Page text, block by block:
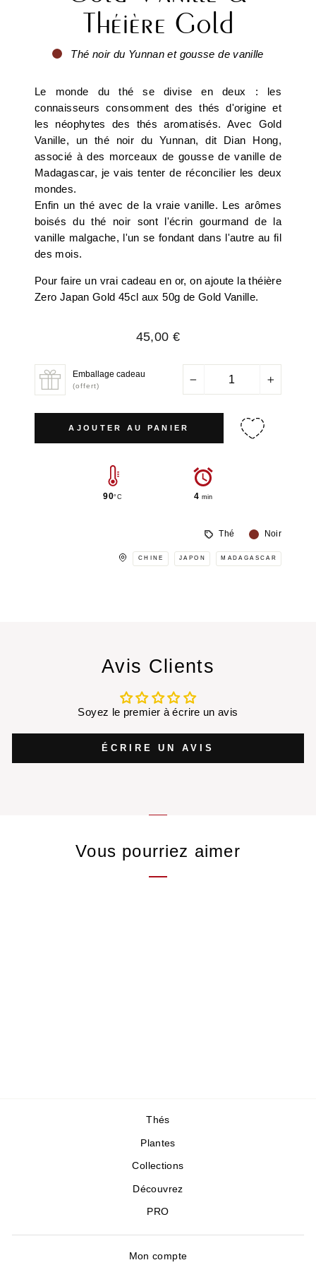
Théière Gold
Thé noir du Yunnan et gousse de vanille
Le monde du thé se divise en deux : les
connaisseurs consomment des thés d'origine et
les néophytes des thés aromatisés. Avec Gold
Vanille, un thé noir du Yunnan, dit Dian Hong,
associé à des morceaux de gousse de vanille de
Madagascar, je vais tenter de réconcilier les deux
mondes.
Enfin un thé avec de la vraie vanille. Les arômes
boisés du thé noir sont l'écrin gourmand de la
vanille malgache, l'un se fondant dans l'autre au fil
des mois.
Pour faire un vrai cadeau en or, on ajoute la théière
Zero Japan Gold 45cl aux 50g de Gold Vanille.
Prix
45,00 €
Emballage cadeau
(offert)
AJOUTER AU PANIER
90°C 4 min
Thé Noir
CHINE JAPON MADAGASCAR
Avis Clients
Soyez le premier à écrire un avis
ÉCRIRE UN AVIS
Vous pourriez aimer
Thés
Plantes
Collections
Découvrez
PRO
Mon compte